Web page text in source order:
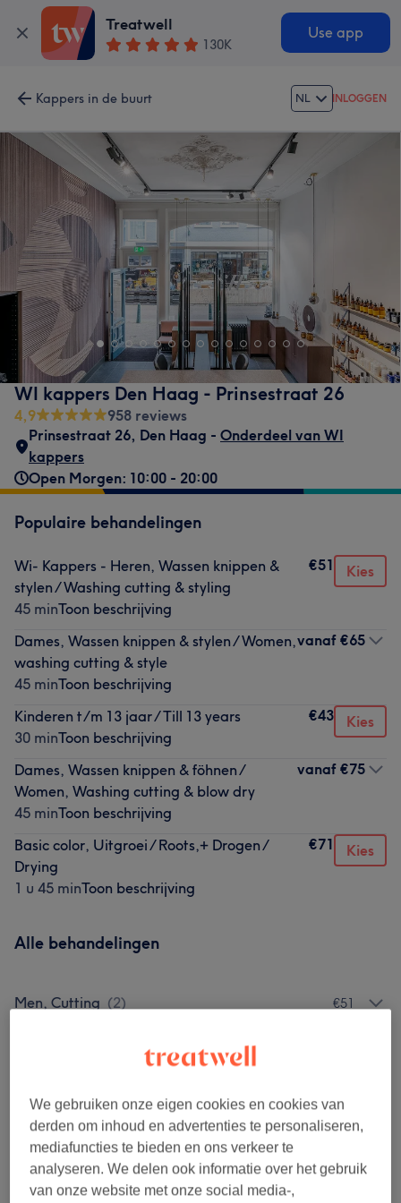
Treatwell
130K
Use app
Kappers in de buurt NL INLOGGEN
WI kappers Den Haag - Prinsestraat 26
4,9
958 reviews
Prinsestraat 26, Den Haag - Onderdeel van WI
kappers
Open Morgen: 10:00 - 20:00
Populaire behandelingen
Wi- Kappers - Heren, Wassen knippen &
stylen / Washing cutting & styling
45 minToon beschrijving
€51 Kies
Dames, Wassen knippen & stylen / Women,
washing cutting & style
45 minToon beschrijving
vanaf €65
Kinderen t/m 13 jaar / Till 13 years
30 minToon beschrijving
€43 Kies
Dames, Wassen knippen & föhnen /
Women, Washing cutting & blow dry
45 minToon beschrijving
vanaf €75
Basic color, Uitgroei / Roots,+ Drogen /
Drying
1 u 45 minToon beschrijving
€71 Kies
Alle behandelingen
Men, Cutting (2) €51
Kinderen - Knippen & Styling (1) €43
Women, Basic Color: Roots- Cutting ( 4) vanaf €71
We gebruiken onze eigen cookies en cookies van
derden om inhoud en advertenties te personaliseren,
mediafuncties te bieden en ons verkeer te
analyseren. We delen ook informatie over het gebruik
van onze website met onze social media-,